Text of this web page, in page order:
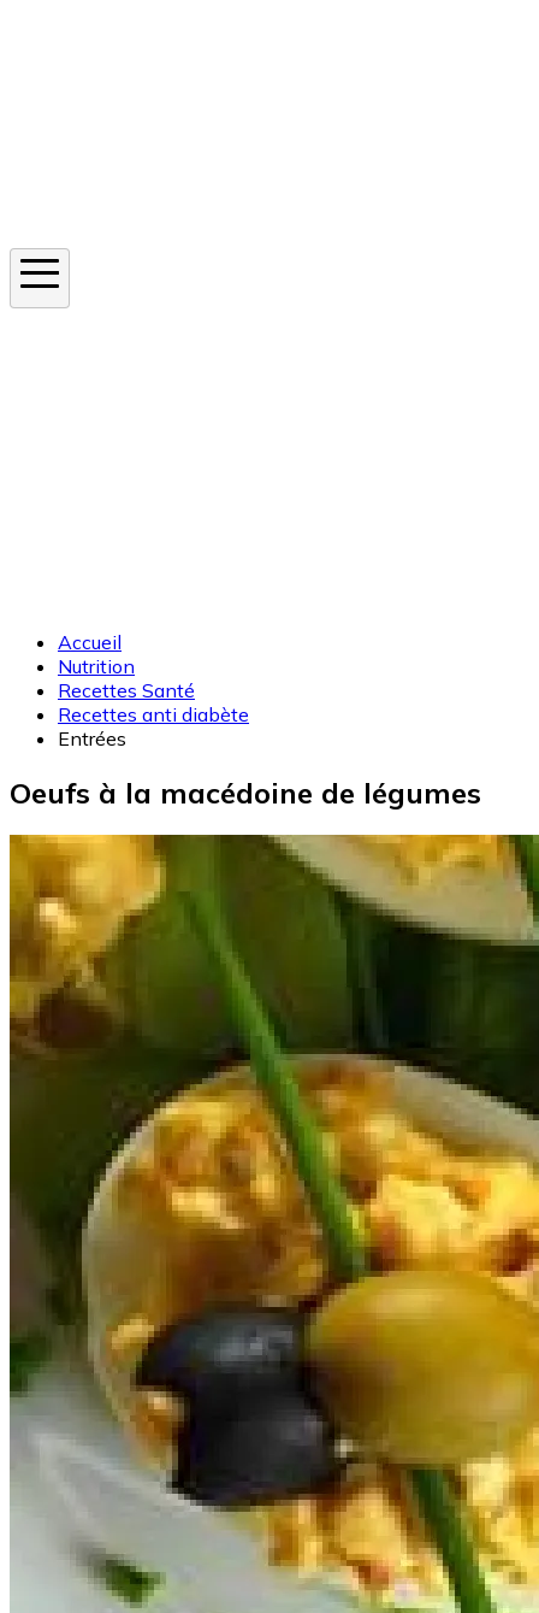
Accueil
Nutrition
Recettes Santé
Recettes anti diabète
Entrées
Oeufs à la macédoine de légumes